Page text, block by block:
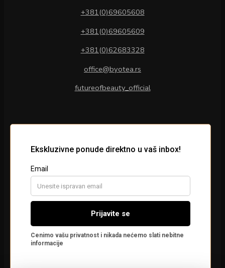
+381(0)69605608
+381(0)69605609
+381(0)62683328
office@byotea.rs
futureofbeauty_official